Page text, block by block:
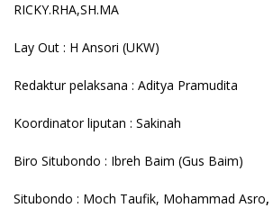
RICKY.RHA,SH.MA
Lay Out : H Ansori (UKW)
Redaktur pelaksana : Aditya Pramudita
Koordinator liputan : Sakinah
Biro Situbondo : Ibreh Baim (Gus Baim)
Situbondo : Moch Taufik, Mohammad Asro,